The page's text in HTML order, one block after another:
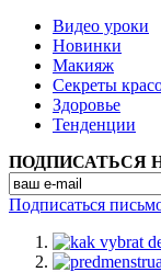
Видео уроки
Новинки
Макияж
Секреты
Здоровье
Тенденции
ПОДПИСАТЬСЯ
Подписаться